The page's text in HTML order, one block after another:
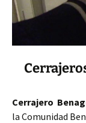
Cerrajero
la Comunidad